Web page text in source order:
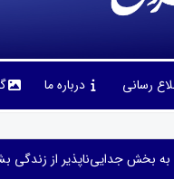
رسانی درباره ما
بخش جدایی‌ناپذیر از زندگی